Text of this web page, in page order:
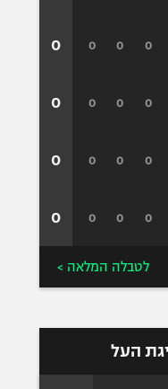
0
0
0
0
0
0
0
0
0
0
0
0
0
0
0
0
לטבלה המלאה >
העל